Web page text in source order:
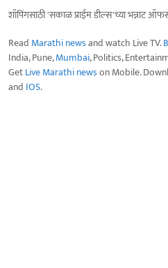
शॉपिंगसाठी 'सकाळ प्राईम डील्स'च्या भन्नाट
Read Marathi newsand watch Live TV.
India, Pune,Mumbai, Politics,
GetLive Marathi newson Mobile.
and IOS.